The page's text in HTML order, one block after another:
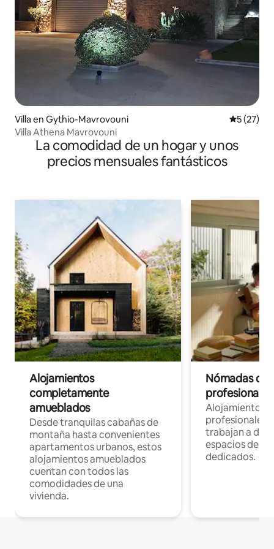
Villa en Gythio-Mavrovouni
5 (27)
Villa Athena Mavrovouni
La comodidad de un hogar y unos
precios mensuales fantásticos
Alojamientos
completamente
amueblados
Desde tranquilas cabañas de
montaña hasta convenientes
apartamentos urbanos, estos
alojamientos amueblados
cuentan con todos las
comodidades de una
vivienda.
Nómadas
Alojamientos
profesionales
trabajan a
espacios de
dedicados.